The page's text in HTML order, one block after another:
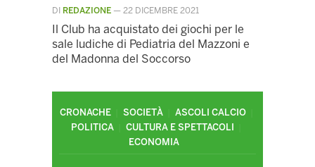
DI REDAZIONE — 22 DICEMBRE 2021
Il Club ha acquistato dei giochi per le
sale ludiche di Pediatria del Mazzoni e
del Madonna del Soccorso
CRONACHE SOCIETÀ
ASCOLI CALCIO
POLITICA
CULTURA E SPETTACOLI
ECONOMIA